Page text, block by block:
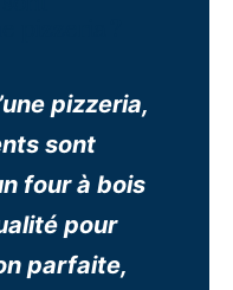
pizzeria,
sont
four à bois
pour
parfaite,